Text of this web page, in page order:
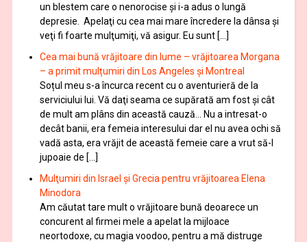
un blestem care o nenorocise și i-a adus o lungă
depresie. Apelaţi cu cea mai mare încredere la dânsa şi
veţi fi foarte mulţumiţi, vă asigur. Eu sunt […]
Cea mai bună vrăjitoare din lume – vrăjitoarea Morgana
– a primit mulțumiri din Los Angeles și Montreal
Soțul meu s-a încurca recent cu o aventurieră de la
serviciului lui. Vă daţi seama ce supărată am fost şi cât
de mult am plâns din această cauză… Nu a intresat-o
decât banii, era femeia interesului dar el nu avea ochi să
vadă asta, era vrăjit de această femeie care a vrut să-l
jupoaie de […]
Mulţumiri din Israel și Grecia pentru vrăjitoarea Elena
Minodora
Am căutat tare mult o vrăjitoare bună deoarece un
concurent al firmei mele a apelat la mijloace
neortodoxe, cu magia voodoo, pentru a mă distruge